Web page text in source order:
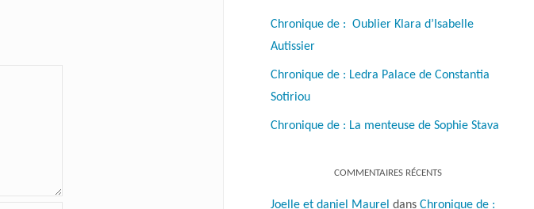
Chronique de : Oublier Klara d’Isabelle
Autissier
Chronique de : Ledra Palace de Constantia
Sotiriou
Chronique de : La menteuse de Sophie Stava
COMMENTAIRES RÉCENTS
Joelle et daniel Maurel dans Chronique de :